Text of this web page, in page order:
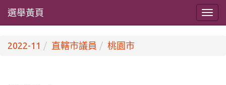
選舉黃頁
2022-11 直轄市議員 桃園市